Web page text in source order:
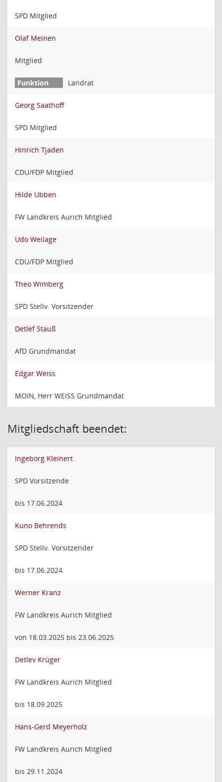
SPD Mitglied
Olaf Meinen
Mitglied
Landrat
Georg Saathoff
SPD Mitglied
Hinrich Tjaden
CDU/FDP Mitglied
Hilde Ubben
FW Landkreis Aurich Mitglied
Udo Weilage
CDU/FDP Mitglied
Theo Wimberg
SPD Stellv. Vorsitzender
Detlef Stauß
AfD Grundmandat
Edgar Weiss
MOIN, Herr WEISS Grundmandat
Mitgliedschaft beendet:
Ingeborg Kleinert
SPD Vorsitzende
bis 17.06.2024
Kuno Behrends
SPD Stellv. Vorsitzender
bis 17.06.2024
Werner Kranz
FW Landkreis Aurich Mitglied
von 18.03.2025 bis 23.06.2025
Detlev Krüger
FW Landkreis Aurich Mitglied
bis 18.09.2025
Hans-Gerd Meyerholz
FW Landkreis Aurich Mitglied
bis 29.11.2024